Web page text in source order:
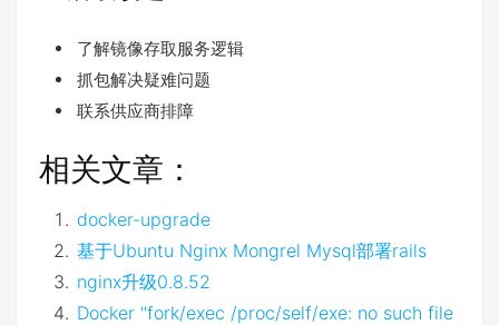
了解镜像存取服务逻辑
抓包解决疑难问题
联系供应商排障
相关文章：
docker-upgrade
基于Ubuntu Nginx Mongrel Mysql部署rails
nginx升级0.8.52
Docker "fork/exec /proc/self/exe: no such file